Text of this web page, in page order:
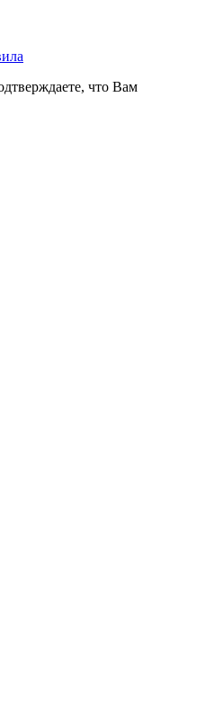
что Вам